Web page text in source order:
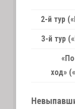
2-й тур
3-й тур
ход»